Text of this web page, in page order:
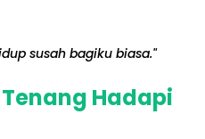
susah bagiku biasa."
Hadapi